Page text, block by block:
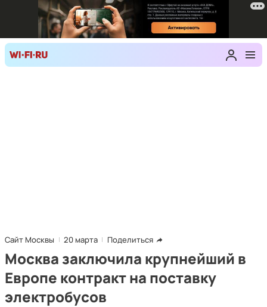
Сайт Москвы 20 марта Поделиться
Москва заключила крупнейший в
Европе контракт на поставку
электробусов